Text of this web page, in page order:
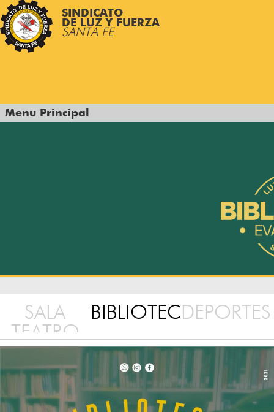
SINDICATO
DE LUZ Y FUERZA
SANTA FE
Menu Principal
SALA
TEATRO
BIBLIOTECADEPORTES